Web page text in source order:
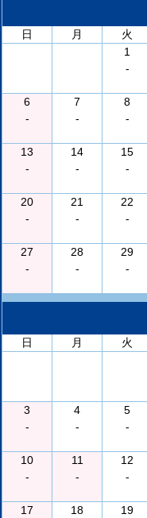
日
月 火
1
-
6
-
7
-
8
-
13
-
14
-
15
-
20
-
21
-
22
-
27
-
28
-
29
-
日
月 火
3
-
4
-
5
-
10
-
11
-
12
-
17
18
19